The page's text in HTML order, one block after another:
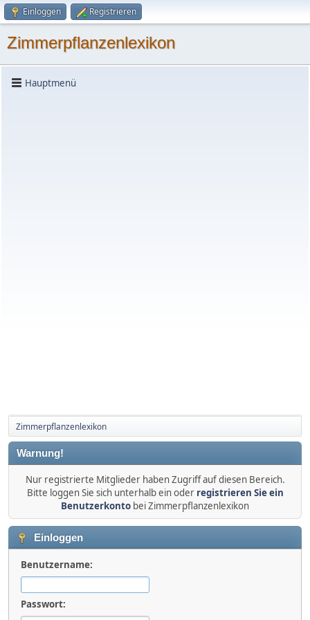
Einloggen Registrieren
Zimmerpflanzenlexikon
Hauptmenü
Zimmerpflanzenlexikon
Warnung!
Nur registrierte Mitglieder haben Zugriff auf diesen Bereich.
Bitte loggen Sie sich unterhalb ein oder registrieren Sie ein
Benutzerkonto bei Zimmerpflanzenlexikon
Einloggen
Benutzername:
Passwort: